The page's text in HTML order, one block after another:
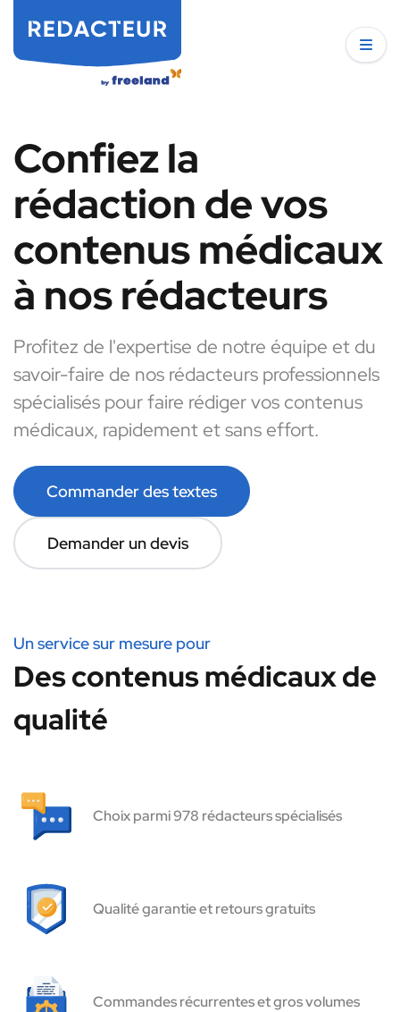
Confiez la
rédaction de vos
contenus médicaux
à nos rédacteurs
Profitez de l'expertise de notre équipe et du
savoir-faire de nos rédacteurs professionnels
spécialisés pour faire rédiger vos contenus
médicaux, rapidement et sans effort.
Commander des textes
Demander un devis
Un service sur mesure pour
Des contenus médicaux de
qualité
Choix parmi 978 rédacteurs spécialisés
Qualité garantie et retours gratuits
Commandes récurrentes et gros volumes